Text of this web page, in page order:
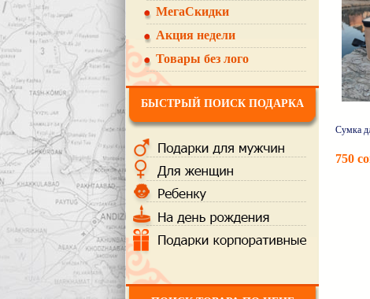
МегаСкидки
Акция недели
Товары без лого
БЫСТРЫЙ ПОИСК ПОДАРКА
Сумка
750